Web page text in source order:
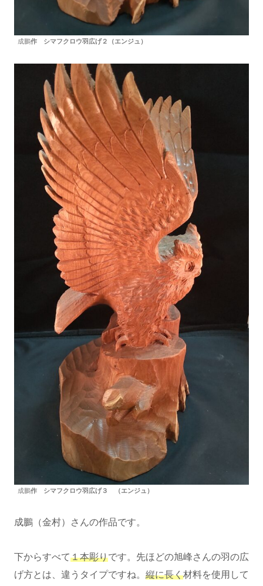
成鵬作 シマフクロウ羽広げ２（エンジュ）
成鵬作 シマフクロウ羽広げ３ （エンジュ）
成鵬（金村）さんの作品です。
下からすべて１本彫りです。先ほどの旭峰さんの羽の広
げ方とは、違うタイプですね。 縦に長く材料を使用して